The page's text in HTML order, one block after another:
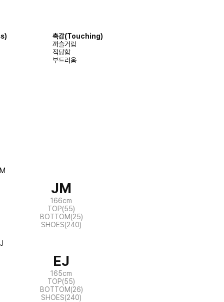
촉감(Touching)
까슬거림
적당함
부드러움
JM
166cm
TOP(55)
BOTTOM(25)
SHOES(240)
EJ
165cm
TOP(55)
BOTTOM(26)
SHOES(240)